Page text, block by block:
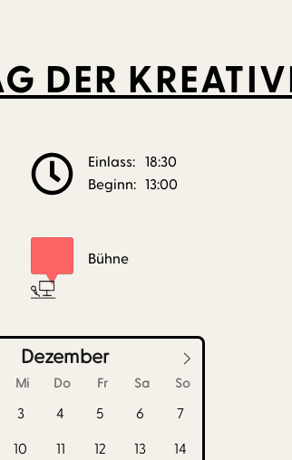
DER
Einlass: 18:30
Beginn: 13:00
Bühne
Dezember
Mi Do Fr Sa So
3 4 5 6
7
10 11 12 13
14